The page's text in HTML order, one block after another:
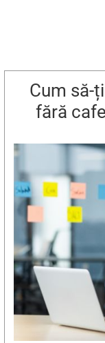
Cum să-
fără